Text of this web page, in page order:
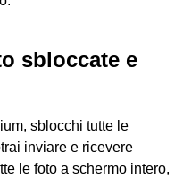
sbloccate e
sblocchi tutte le
inviare e ricevere
le foto a schermo intero,